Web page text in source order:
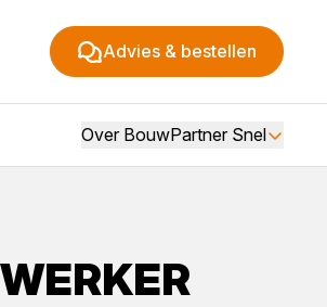
Advies & bestellen
Over BouwPartner Snel